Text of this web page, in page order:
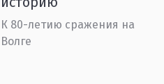
К 80-летию сражения на
Волге